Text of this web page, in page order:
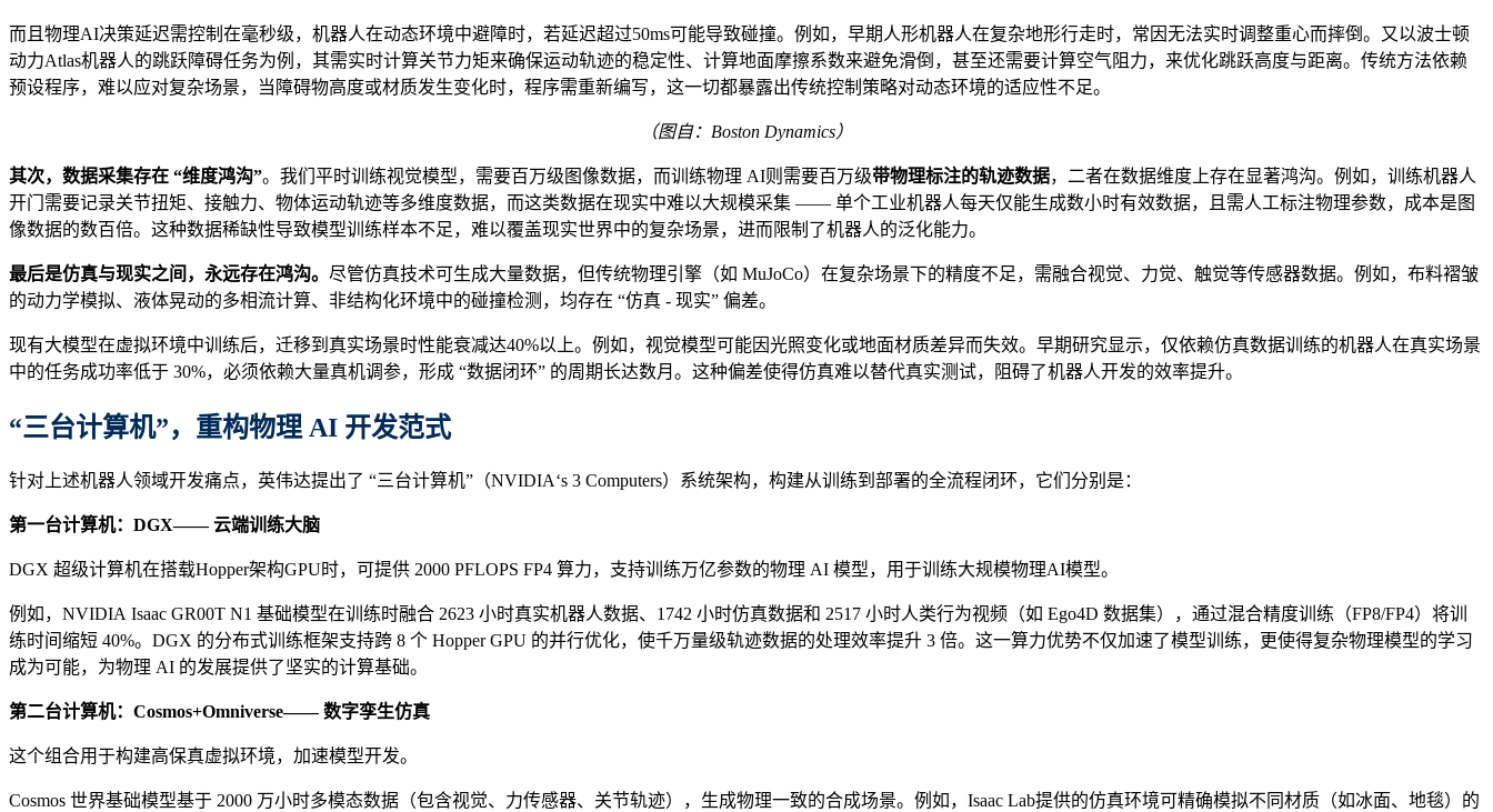
而且物理AI决策延迟需控制在毫秒级，机器人在动态环境中避障时，若延迟超过50ms可能导致碰撞。例如，早期人形机器人在复杂地形行走时，常因无法实时调整重心而摔倒。又以波士顿
动力Atlas机器人的跳跃障碍任务为例，其需实时计算关节力矩来确保运动轨迹的稳定性、计算地面摩擦系数来避免滑倒，甚至还需要计算空气阻力，来优化跳跃高度与距离。传统方法依赖
预设程序，难以应对复杂场景，当障碍物高度或材质发生变化时，程序需重新编写，这一切都暴露出传统控制策略对动态环境的适应性不足。
（图自：Boston Dynamics）
其次， 数据采集存在 “维度鸿沟”。我们平时训练视觉模型，需要百万级图像数据，而训练物理 AI则需要百万级带物理标注的轨迹数据，二者在数据维度上存在显著鸿沟。例如，训练机器人
开门需要记录关节扭矩、接触力、物体运动轨迹等多维度数据，而这类数据在现实中难以大规模采集 —— 单个工业机器人每天仅能生成数小时有效数据，且需人工标注物理参数，成本是图
像数据的数百倍。这种数据稀缺性导致模型训练样本不足，难以覆盖现实世界中的复杂场景，进而限制了机器人的泛化能力。
最后是仿真与现实之间，永远存在鸿沟。 尽管仿真技术可生成大量数据，但传统物理引擎（如 MuJoCo）在复杂场景下的精度不足，需融合视觉、力觉、触觉等传感器数据。例如，布料褶皱
的动力学模拟、液体晃动的多相流计算、非结构化环境中的碰撞检测，均存在 “仿真 - 现实” 偏差。
现有大模型在虚拟环境中训练后，迁移到真实场景时性能衰减达40%以上。例如，视觉模型可能因光照变化或地面材质差异而失效。早期研究显示，仅依赖仿真数据训练的机器人在真实场景
中的任务成功率低于 30%，必须依赖大量真机调参，形成 “数据闭环” 的周期长达数月。这种偏差使得仿真难以替代真实测试，阻碍了机器人开发的效率提升。
“三台计算机”， 重构物理 AI 开发范式
针对上述机器人领域开发痛点，英伟达提出了 “三台计算机”（NVIDIA‘s 3 Computers）系统架构，构建从训练到部署的全流程闭环，它们分别是：
第一台计算机：DGX—— 云端训练大脑
DGX 超级计算机在搭载Hopper架构GPU时，可提供 2000 PFLOPS FP4 算力，支持训练万亿参数的物理 AI 模型，用于训练大规模物理AI模型。
例如，NVIDIA Isaac GR00T N1 基础模型在训练时融合 2623 小时真实机器人数据、1742 小时仿真数据和 2517 小时人类行为视频（如 Ego4D 数据集），通过混合精度训练（FP8/FP4）将训
练时间缩短 40%。DGX 的分布式训练框架支持跨 8 个 Hopper GPU 的并行优化，使千万量级轨迹数据的处理效率提升 3 倍。这一算力优势不仅加速了模型训练，更使得复杂物理模型的学习
成为可能，为物理 AI 的发展提供了坚实的计算基础。
第二台计算机： Cosmos+Omniverse—— 数字孪生仿真
这个组合用于构建高保真虚拟环境，加速模型开发。
Cosmos 世界基础模型基于 2000 万小时多模态数据（包含视觉、力传感器、关节轨迹），生成物理一致的合成场景。例如，Isaac Lab提供的仿真环境可精确模拟不同材质（如冰面、地毯）的